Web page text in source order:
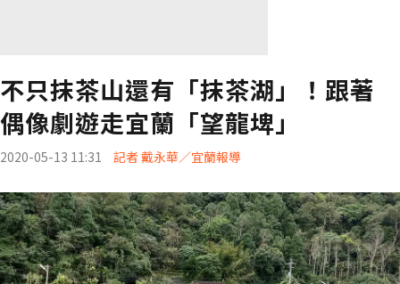
不只抹茶山還有「抹茶湖」！跟著
偶像劇遊走宜蘭「望龍埤」
2020-05-13 11:31 記者 戴永華／宜蘭報導